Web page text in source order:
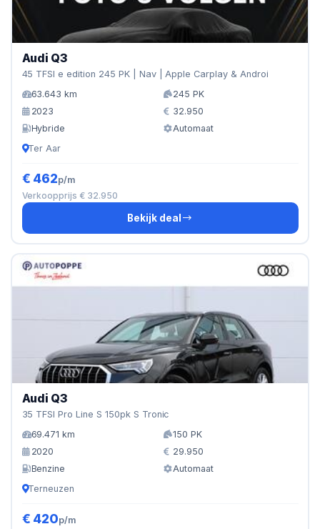
Audi Q3
45 TFSI e edition 245 PK | Nav | Apple Carplay & Androi
63.643 km
245 PK
2023
32.950
Hybride
Automaat
Ter Aar
€ 462p/m
Verkoopprijs € 32.950
Bekijk deal
Audi Q3
35 TFSI Pro Line S 150pk S Tronic
69.471 km
150 PK
2020
29.950
Benzine
Automaat
Terneuzen
€ 420p/m